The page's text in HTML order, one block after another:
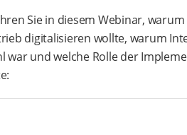
Sie in diesem Webinar,
digitalisieren wollte, warum
war und welche Rolle der